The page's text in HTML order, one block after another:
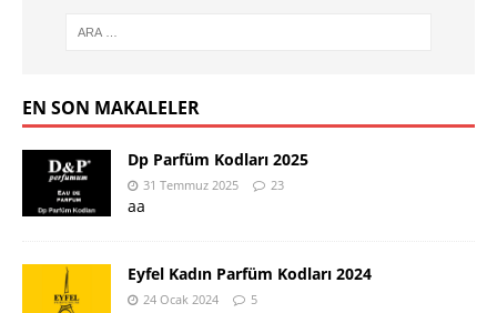
EN SON MAKALELER
Dp Parfüm Kodları 2025
31 Temmuz 2025 23
aa
Eyfel Kadın Parfüm Kodları 2024
24 Ocak 2024 5